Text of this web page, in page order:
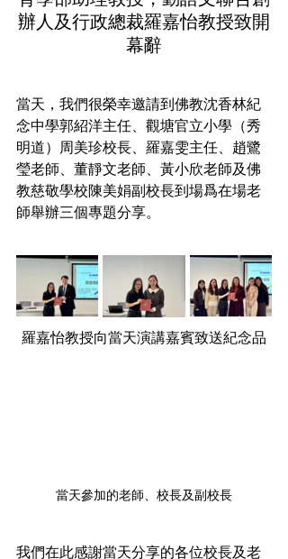
辦人及行政總裁羅嘉怡教授致開
幕辭
當天，我們很榮幸邀請到佛教沈香林紀
念中學郭紹洋主任、觀塘官立小學（秀
明道）周美珍校長、羅嘉雯主任、趙鷺
瑩老師、董靜文老師、黃小欣老師及佛
教慈敬學校陳美娟副校長到場爲在場老
師舉辦三個專題分享。
羅嘉怡教授向當天演講嘉賓致送紀念品
當天參加的老師、校長及副校長
我們在此感謝當天分享的各位校長及老